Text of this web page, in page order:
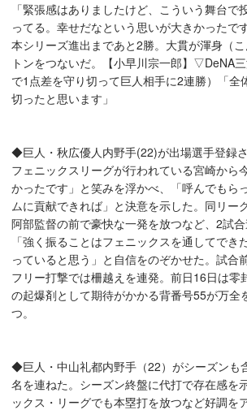
「緊張感はありましたけど、こういう舞台で
ってる。幸せだなという思いが大きかったで
本シリーズ進出まであと2勝。大貫が渾身（
トンをつないだ。【小早川宗一郎】▽DeNA
で1点差を守り切って巨人相手に2連勝）「全
切ったと思います」
◆巨人・秋広優人内野手(22)が出場選手登録
フェニックスリーグが行われている宮崎から
かったです」と笑みを浮かべ、「呼んでもら
ムに貢献できれば」と決意を示した。同リー
阿部監督の前で豪快な一発を放つなど、2試合
「強く振ることはフェニックスを通してでき
っていると思う」と自信をのぞかせた。試合
フリー打撃では柵越えを連発。前日16日は零
の起爆剤として期待がかかる背番号55が万全
つ。
◆巨人・中山礼都内野手（22）がシーズンも
名を連ねた。シーズン終盤に代打で存在感を
ックス・リーグでも本塁打を放つなど好調を